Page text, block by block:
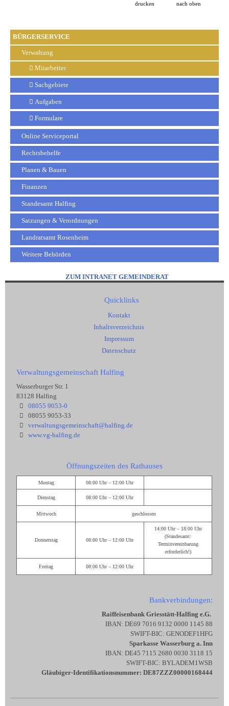
BÜRGERSERVICE
Verwaltung
Mitarbeiter
Sachgebiete
Aufgaben
Formulare
Online Serviceportal
Rechtsbehelfe
Planen & Bauen
Finanzen
Standesamt Halfing
Satzungen & Verordnungen
Landratsamt Rosenheim
Weitere Behörden
drucken nach oben
ZUM INTRANET GEMEINDERAT
Quicklinks
Kontakt
Inhaltsverzeichnis
Impressum
Datenschutz
Verwaltungsgemeinschaft Halfing
Wasserburger Str. 1
83128 Halfing
08055 9053-0
08055 9053-33
verwaltungsgemeinschaft@halfing.de
www.vg-halfing.de
Öffnungszeiten des Rathauses
Montag 08:00 Uhr – 12:00 Uhr
Dienstag 08:00 Uhr – 12:00 Uhr
Mittwoch geschlossen
Donnerstag 08:00 Uhr – 12:00 Uhr
14:00 Uhr – 18:00 Uhr
(Standesamt:
Terminvereinbarung
erforderlich!)
Freitag 08:00 Uhr – 12:00 Uhr
Bankverbindungen:
Raiffeisenbank Griesstätt-Halfing e.G.
IBAN: DE69 7016 9132 0000 1145 88
SWIFT-BIC: GENODEF1HFG
Sparkasse Wasserburg a. Inn
IBAN: DE45 7115 2680 0030 3118 15
SWIFT-BIC: BYLADEM1WSB
Gläubiger-Identifikationsnummer: DE87ZZZ00000168444